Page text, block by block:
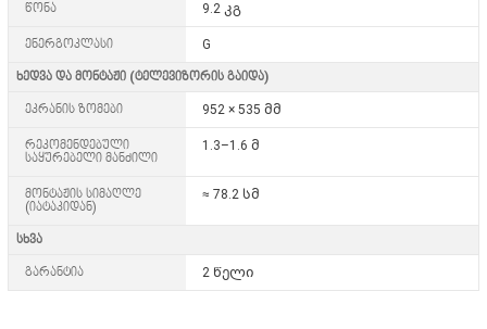
წონა 9.2 კგ
ენერგოკლასი G
ხედვა და მონტაჟი (ტელევიზორის გაიდა)
ეკრანის ზომები 952 × 535 მმ
რეკომენდებული
საყურებელი მანძილი
1.3–1.6 მ
მონტაჟის სიმაღლე
(იატაკიდან)
≈ 78.2 სმ
სხვა
გარანტია 2 წელი